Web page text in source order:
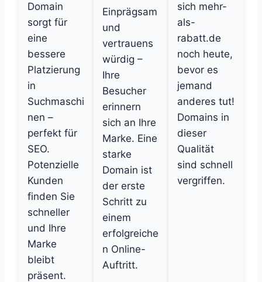
Domain
sorgt für
eine
bessere
Platzierung
in
Suchmaschi
nen –
perfekt für
SEO.
Potenzielle
Kunden
finden Sie
schneller
und Ihre
Marke
bleibt
präsent.
Einprägsam
und
vertrauens
würdig –
Ihre
Besucher
erinnern
sich an Ihre
Marke. Eine
starke
Domain ist
der erste
Schritt zu
einem
erfolgreiche
n Online-
Auftritt.
sich mehr-
als-
rabatt.de
noch heute,
bevor es
jemand
anderes tut!
Domains in
dieser
Qualität
sind schnell
vergriffen.